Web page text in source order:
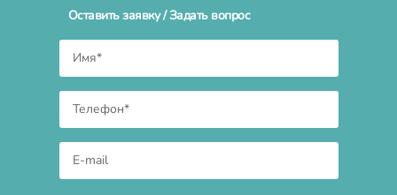
Оставить заявку / Задать вопрос